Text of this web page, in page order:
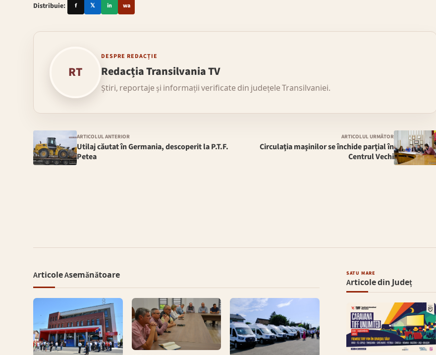
Distribuie: f 𝕏 in wa
RT
DESPRE REDACȚIE
Redacția Transilvania TV
Știri, reportaje și informații verificate din județele Transilvaniei.
ARTICOLUL ANTERIOR
Utilaj căutat în Germania, descoperit la P.T.F.
Petea
ARTICOLUL URMĂTOR
Circulaţia maşinilor se închide parţial în
Centrul Vechi
Articole Asemănătoare SATU MARE
Articole din Județ